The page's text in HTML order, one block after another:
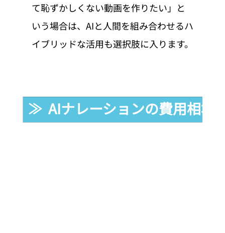
て恥ずかしくない動画を作りたい」と
いう場合は、AIと人間を組み合わせるハ
イブリッドな活用も選択肢に入ります。
≫  AIナレーションの費用相場